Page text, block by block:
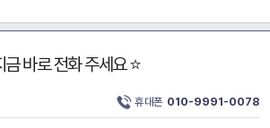
금 바로 전화 주세요 ⭐
휴대폰 010-9991-0078